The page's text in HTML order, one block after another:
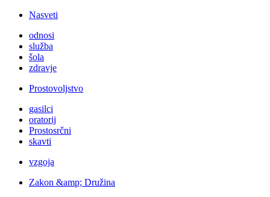
Nasveti
odnosi
služba
šola
zdravje
Prostovoljstvo
gasilci
oratorij
Prostosrčni
skavti
vzgoja
Zakon &amp; Družina